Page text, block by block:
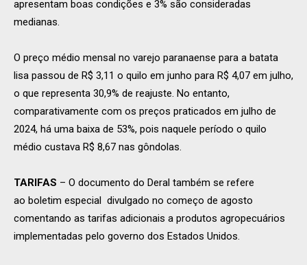
apresentam boas condições e 3% são consideradas
medianas.
O preço médio mensal no varejo paranaense para a batata
lisa passou de R$ 3,11 o quilo em junho para R$ 4,07 em julho,
o que representa 30,9% de reajuste. No entanto,
comparativamente com os preços praticados em julho de
2024, há uma baixa de 53%, pois naquele período o quilo
médio custava R$ 8,67 nas gôndolas.
TARIFAS – O documento do Deral também se refere
ao boletim especial divulgado no começo de agosto
comentando as tarifas adicionais a produtos agropecuários
implementadas pelo governo dos Estados Unidos.